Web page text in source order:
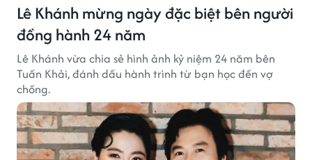
Lê Khánh mừng ngày đặc biệt bên người
đồng hành 24 năm
Lê Khánh vừa chia sẻ hình ảnh kỷ niệm 24 năm bên
Tuấn Khải, đánh dấu hành trình từ bạn học đến vợ
chồng.